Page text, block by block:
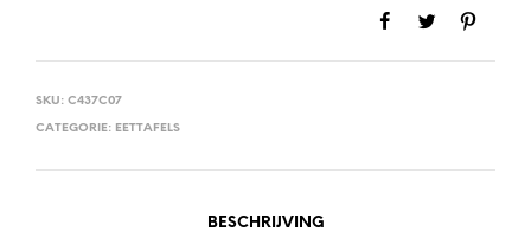
SKU: C437C07
CATEGORIE: EETTAFELS
BESCHRIJVING